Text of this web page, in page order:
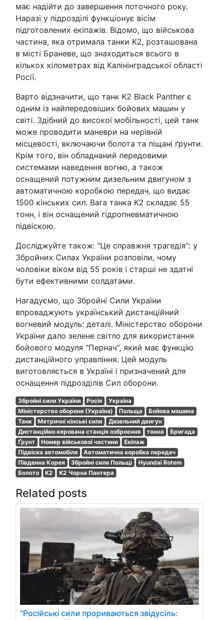
має надійти до завершення поточного року.
Наразі у підрозділі функціонує вісім
підготовлених екіпажів. Відомо, що військова
частина, яка отримала танки K2, розташована
в місті Браневе, що знаходиться всього в
кількох кілометрах від Калінінградської області
Росії.
Варто відзначити, що танк K2 Black Panther є
одним із найпередовіших бойових машин у
світі. Здібний до високої мобільності, цей танк
може проводити маневри на нерівній
місцевості, включаючи болота та піщані ґрунти.
Крім того, він обладнаний передовими
системами наведення вогню, а також
оснащений потужним дизельним двигуном з
автоматичною коробкою передач, що видає
1500 кінських сил. Вага танка K2 складає 55
тонн, і він оснащений гідропневматичною
підвіскою.
Досліджуйте також: "Це справжня трагедія": у
Збройних Силах України розповіли, чому
чоловіки віком від 55 років і старші не здатні
бути ефективними солдатами.
Нагадуємо, що Збройні Сили України
впроваджують український дистанційний
вогневий модуль: деталі. Міністерство оборони
України дало зелене світло для використання
бойового модуля "Пернач", який має функцію
дистанційного управління. Цей модуль
виготовляється в Україні і призначений для
оснащення підрозділів Сил оборони.
Збройні сили України Росія
Україна
Міністерство оборони (Україна)
Польща
Бойова машина
Танк
Метричні кінські сили
Дизельний двигун
Дистанційно керована станція озброєння
тонна
Бригада
Ґрунт
Номер військової частини
Екіпаж
Підвіска автомобіля
Автоматична коробка передач
Південна Корея
Збройні сили Польщі
Hyundai Rotem
Болото
K2 K2 Чорна Пантера
Related posts
"Російські сили прориваються звідусіль: